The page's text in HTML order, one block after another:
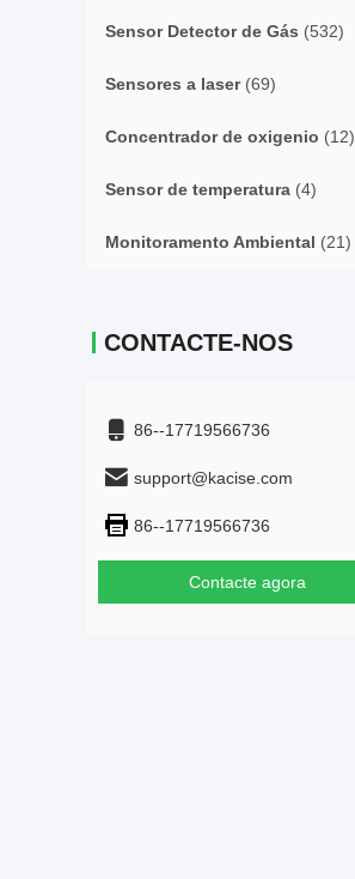
Sensor Detector de Gás (532)
Sensores a laser(69)
Concentrador de oxigenio (12)
Sensor de temperatura (4)
Monitoramento Ambiental (21)
CONTACTE-NOS
86--17719566736
support@kacise.com
86--17719566736
Contacte agora